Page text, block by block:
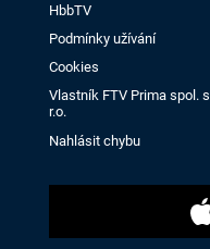
HbbTV
Podmínky užívání
Cookies
Vlastník FTV Prima spol. s
r.o.
Nahlásit chybu